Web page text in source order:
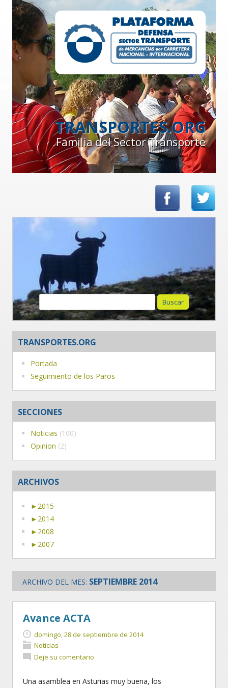
TRANSPORTES.ORG
Familia del Sector Transporte
Buscar:
TRANSPORTES.ORG
Portada
Seguimiento de los Paros
SECCIONES
Noticias (100)
Opinion (2)
ARCHIVOS
► 2015
► 2014
► 2008
► 2007
ARCHIVO DEL MES: SEPTIEMBRE 2014
Avance ACTA
domingo, 28 de septiembre de 2014
Noticias
Deje su comentario
Una asamblea en Asturias muy buena, los